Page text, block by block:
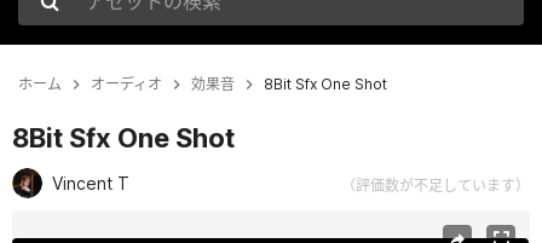
アセットの検索
ホーム オーディオ 効果音 8Bit Sfx One Shot
8Bit Sfx One Shot
Vincent T （評価数が不足しています）